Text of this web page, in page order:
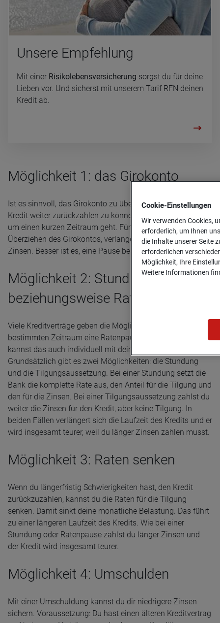
Un­se­re Emp­feh­lung
Mit einer Risikolebensversicherung sorgst du für deine
Lieben vor. Und sicherst mit unserem Tarif RFN deinen
Kredit ab.
Möglichkeit 1: das Girokonto
Ist es sinnvoll, das Girokonto zu überziehen, um einen
Kredit weiter zurückzahlen zu können? Höchstens, wenn es
um einen kurzen Zeitraum geht. Für einen Dispokredit, das
Überziehen des Girokontos, verlangen Banken hohe
Zinsen. Besser ist es, eine Pause bei den Raten einzulegen.
Möglichkeit 2: Stundung
beziehungsweise Ratenpause
Viele Kreditverträge geben die Möglichkeit, für einen
bestimmten Zeitraum eine Ratenpause einzulegen. Du
kannst das auch individuell mit deiner Bank vereinbaren.
Grundsätzlich gibt es zwei Möglichkeiten: die Stundung
und die Tilgungsaussetzung. Bei einer Stundung setzt die
Bank die komplette Rate aus, den Anteil für die Tilgung und
den für die Zinsen. Bei einer Tilgungsaussetzung zahlst du
weiter die Zinsen für den Kredit, aber keine Tilgung. In
beiden Fällen verlängert sich die Laufzeit des Kredits und er
wird insgesamt teurer, weil du länger Zinsen zahlen musst.
Möglichkeit 3: Raten senken
Wenn du längerfristig Schwierigkeiten hast, den Kredit
zurückzuzahlen, kannst du die Raten für die Tilgung
senken. Damit sinkt deine monatliche Belastung. Das führt
zu einer längeren Laufzeit des Kredits. Wie bei einer
Stundung oder Ratenpause zahlst du länger Zinsen und
der Kredit wird insgesamt teurer.
Möglichkeit 4: Umschulden
Mit einer Umschuldung kannst du dir niedrigere Zinsen
sichern. Voraussetzung: Du hast einen älteren Kreditvertrag
Cookie-­Einstellungen
Wir verwenden Cookies,
erforderlich, um Ihnen
die Inhalte unserer Seite
erforderlichen
Möglichkeit, Ihre
Weitere Informationen